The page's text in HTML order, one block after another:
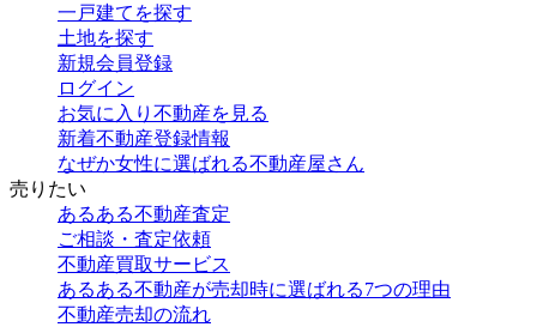
一戸建てを探す
土地を探す
新規会員登録
ログイン
お気に入り不動産を見る
新着不動産登録情報
なぜか女性に選ばれる不動産屋さん
売りたい
あるある不動産査定
ご相談・査定依頼
不動産買取サービス
あるある不動産が売却時に選ばれる7つの理由
不動産売却の流れ